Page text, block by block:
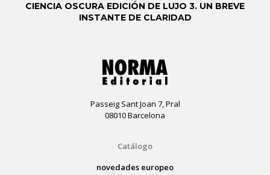
CIENCIA OSCURA EDICIÓN DE LUJO 3. UN BREVE
INSTANTE DE CLARIDAD
Passeig Sant Joan 7, Pral
08010 Barcelona
Catálogo
novedades europeo